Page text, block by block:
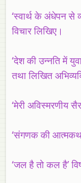
‘स्‍वार्थ के अंधेपन से
विचार लिखिए।
‘देश की उन्नति में
तथा लिखित
‘मेरी अविस्मरणीय
‘संगणक की
‘जल है तो कल है’